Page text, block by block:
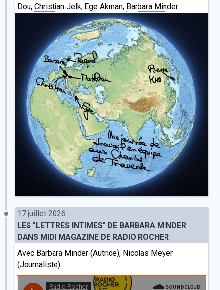
Dou, Christian Jelk, Ege Akman, Barbara Minder
17 juillet 2026
LES "LETTRES INTIMES" DE BARBARA MINDER
DANS MIDI MAGAZINE DE RADIO ROCHER
Avec Barbara Minder (Autrice), Nicolas Meyer
(Journaliste)